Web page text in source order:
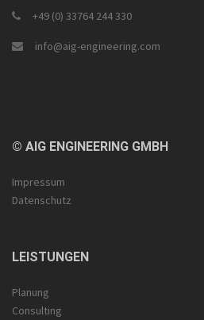
+49 (0) 33764 244 330
info@aig-engineering.com
© AIG ENGINEERING GMBH
Impressum
Datenschutz
LEISTUNGEN
Planung
Consulting